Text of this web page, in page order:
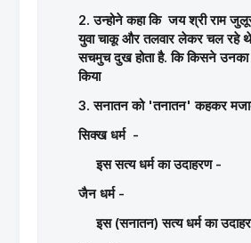
2. उन्होने कहा कि जय श्री राम
युवा चाकू और तलवार लेकर चल रहे
सचमुच दुख होता है. कि किसने
किया
3. सनातन को 'तनातन' कहकर
सिक्ख धर्म -
इस सत्य धर्म का उदाहरण -
जैन धर्म -
इस (सनातन) सत्य धर्म का